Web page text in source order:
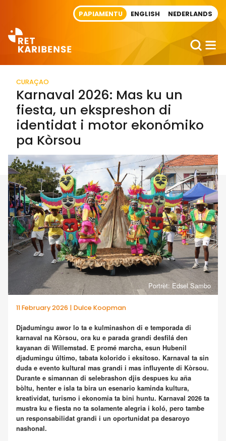
PAPIAMENTU ENGLISH NEDERLANDS
CURAÇAO
Karnaval 2026: Mas ku un
fiesta, un ekspreshon di
identidat i motor ekonómiko
pa Kòrsou
Portrèt: Edsel Sambo
11 February 2026 | Dulce Koopman
Djadumingu awor lo ta e kulminashon di e temporada di
karnaval na Kòrsou, ora ku e parada grandi desfilá den
kayanan di Willemstad. E promé marcha, esun Hubenil
djadumingu último, tabata kolorido i eksitoso. Karnaval ta sin
duda e evento kultural mas grandi i mas influyente di Kòrsou.
Durante e simannan di selebrashon djis despues ku aña
bòltu, henter e isla ta bira un esenario kaminda kultura,
kreatividat, turismo i ekonomia ta bini huntu. Karnaval 2026 ta
mustra ku e fiesta no ta solamente alegria i koló, pero tambe
un responsabilidat grandi i un oportunidat pa desaroyo
nashonal.